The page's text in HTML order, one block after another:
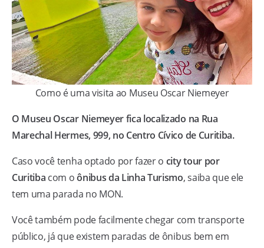
Como é uma visita ao Museu Oscar Niemeyer
O Museu Oscar Niemeyer fica localizado na Rua
Marechal Hermes, 999, no Centro Cívico de Curitiba.
Caso você tenha optado por fazer o city tour por
Curitiba com oônibus da Linha Turismo, saiba que ele
tem uma parada no MON.
Você também pode facilmente chegar com transporte
público, já que existem paradas de ônibus bem em